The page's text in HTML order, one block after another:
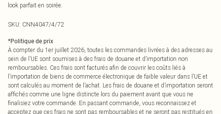
look parfait en soirée.
SKU: CNN4047/4/72
*Politique de prix
À compter du 1er juillet 2026, toutes les commandes livrées à des adresses au
sein de l’UE sont soumises à des frais de douane et d’importation non
remboursables. Ces frais sont facturés afin de couvrir les coûts liés à
l’importation de biens de commerce électronique de faible valeur dans l’UE et
sont calculés au moment de l’achat. Les frais de douane et d’importation seront
affichés comme une ligne distincte lors du paiement avant que vous ne
finalisiez votre commande. En passant commande, vous reconnaissez et
acceptez que ces frais ne sont pas remboursables et ne seront pas restitués en